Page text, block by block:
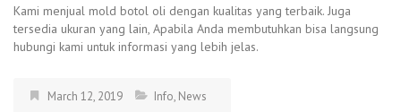
Kami menjual mold botol oli dengan kualitas yang terbaik. Juga
tersedia ukuran yang lain, Apabila Anda membutuhkan bisa langsung
hubungi kami untuk informasi yang lebih jelas.
March 12, 2019 Info, News